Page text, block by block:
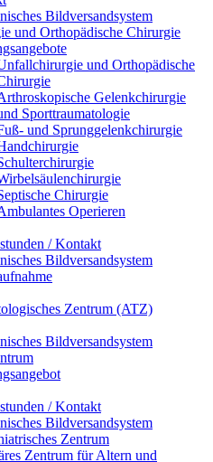
Bildversandsystem
und Orthopädische Chirurgie
und Orthopädische
Gelenkchirurgie
Sporttraumatologie
und Sprunggelenkchirurgie
Chirurgie
Operieren
/ Kontakt
Bildversandsystem
Zentrum (ATZ)
Bildversandsystem
/ Kontakt
Bildversandsystem
Zentrum
Zentrum für Altern und